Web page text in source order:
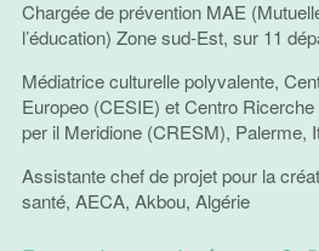
Chargée de prévention MAE
l’éducation) Zone sud-Est, sur 11
Médiatrice culturelle polyvalente,
Europeo (CESIE) et Centro
per il Meridione (CRESM), Palerme,
Assistante chef de projet pour la
santé, AECA, Akbou, Algérie